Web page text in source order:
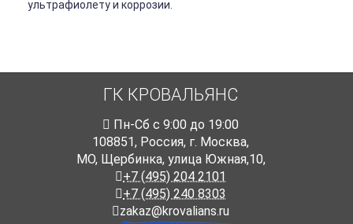
ультрафиолету и коррозии.
ГК КРОВАЛЬЯНС
Пн-Cб с 9:00 до 19:00
108851, Россия, г. Москва,
МО, Щербинка, улица Южная,10,
+7 (495) 204 2101
+7 (495) 240 8303
zakaz@krovalians.ru